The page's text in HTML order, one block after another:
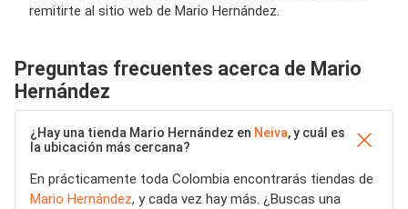
remitirte al sitio web de Mario Hernández.
Preguntas frecuentes acerca de Mario
Hernández
¿Hay una tienda Mario Hernández en Neiva, y cuál es
la ubicación más cercana?
En prácticamente toda Colombia encontrarás tiendas de
Mario Hernández, y cada vez hay más. ¿Buscas una